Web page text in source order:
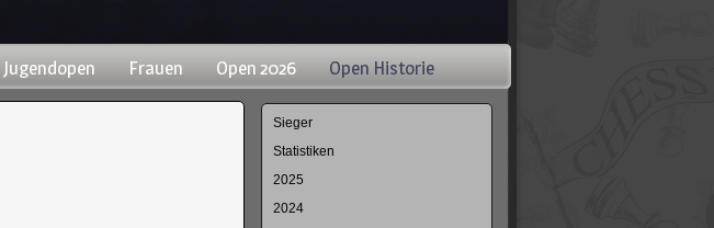
Jugendopen Frauen Open 2026 Open Historie
Navigation
Sieger
Statistiken
2025
2024